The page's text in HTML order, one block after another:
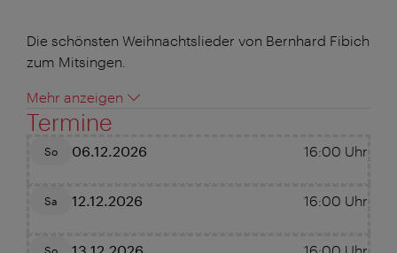
Die schönsten Weihnachtslieder von Bernhard Fibich
zum Mitsingen.
Mehr anzeigen
Termine
So 06.12.2026 16:00 Uhr
Sa 12.12.2026 16:00 Uhr
So